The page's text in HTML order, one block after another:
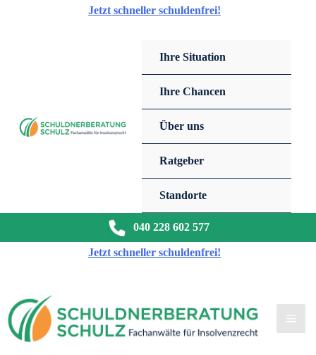
Jetzt schneller schuldenfrei!
Ihre Situation
Ihre Chancen
Über uns
Ratgeber
Standorte
040 228 602 577
Jetzt schneller schuldenfrei!